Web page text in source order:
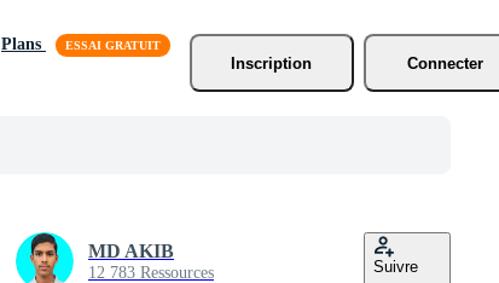
Plans
Inscription
Connecter
MD AKIB
12 783 Ressources Suivre